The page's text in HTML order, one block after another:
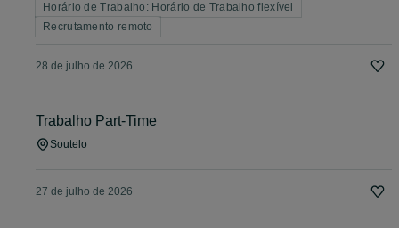
Horário de Trabalho: Horário de Trabalho flexível
Recrutamento remoto
28 de julho de 2026
Trabalho Part-Time
Soutelo
27 de julho de 2026